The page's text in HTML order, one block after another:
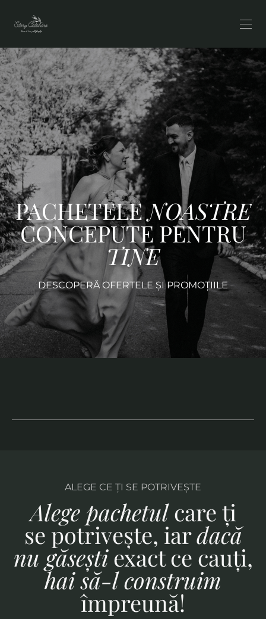
PACHETELENOASTRE
CONCEPUTE PENTRU
TINE
DESCOPERĂ OFERTELE ȘI PROMOȚIILE
ALEGE CE ŢI SE POTRIVEŞTE
Alege pachetulcare ți
se potrivește, iardacă
nu găseștiexact ce cauți,
hai să-l construim
împreună!